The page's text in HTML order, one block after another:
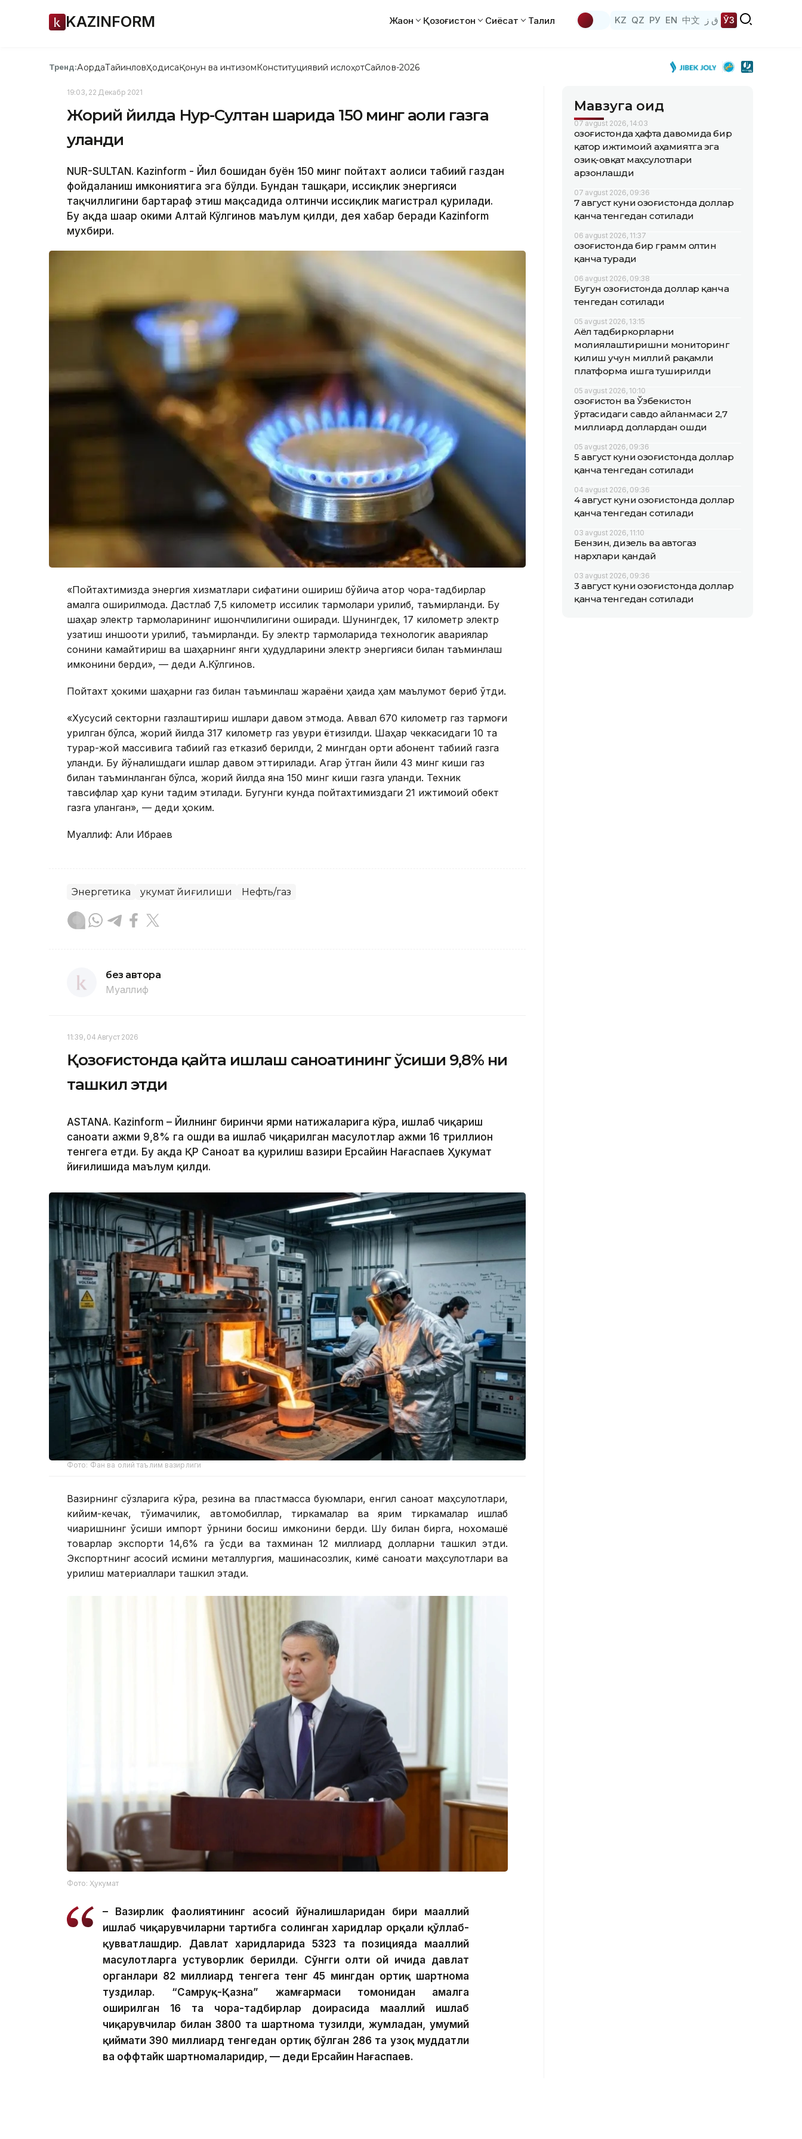
KAZINFORM Жаҳон Қозоғистон Сиёсат Таҳлил KZ QZ РУ EN 中文 ق ز ЎЗ
Тренд:АқордаТайинловҲодисаҚонун ва интизомКонституциявий ислоҳотСайлов-2026
19:03, 22 Декабр 2021
Жорий йилда Нур-Султан шаҳрида 150 минг аҳоли газга
уланди
NUR-SULTAN. Kazinform - Йил бошидан буён 150 минг пойтахт аҳолиси табиий газдан
фойдаланиш имкониятига эга бўлди. Бундан ташқари, иссиқлик энергияси
тақчиллигини бартараф этиш мақсадида олтинчи иссиқлик магистрал қурилади.
Бу ҳақда шаҳар ҳокими Алтай Кўлгинов маълум қилди, дея хабар беради Kazinform
мухбири.
«Пойтахтимизда энергия хизматлари сифатини ошириш бўйича қатор чора-тадбирлар
амалга оширилмоқда. Дастлаб 7,5 километр иссиқлик тармоқлари қурилиб, таъмирланди. Бу
шаҳар электр тармоқларининг ишончлилигини оширади. Шунингдек, 17 километр электр
узатиш иншооти қурилиб, таъмирланди. Бу электр тармоқларида технологик авариялар
сонини камайтириш ва шаҳарнинг янги ҳудудларини электр энергияси билан таъминлаш
имконини берди», — деди А.Кўлгинов.
Пойтахт ҳокими шаҳарни газ билан таъминлаш жараёни ҳақида ҳам маълумот бериб ўтди.
«Хусусий секторни газлаштириш ишлари давом этмоқда. Аввал 670 километр газ тармоғи
қурилган бўлса, жорий йилда 317 километр газ қувури ётқизилди. Шаҳар чеккасидаги 10 та
турар-жой массивига табиий газ етказиб берилди, 2 мингдан ортиқ абонент табиий газга
уланди. Бу йўналишдаги ишлар давом эттирилади. Агар ўтган йили 43 минг киши газ
билан таъминланган бўлса, жорий йилда яна 150 минг киши газга уланди. Техник
тавсифлар ҳар куни тақдим этилади. Бугунги кунда пойтахтимиздаги 21 ижтимоий обект
газга уланган», — деди ҳоким.
Муаллиф: Али Ибраев
Энергетика Ҳукумат йиғилиши Нефть/газ
без автора
Муаллиф
11:39, 04 Август 2026
Қозоғистонда қайта ишлаш саноатининг ўсиши 9,8% ни
ташкил этди
ASTANА. Кazinform – Йилнинг биринчи ярми натижаларига кўра, ишлаб чиқариш
саноати ҳажми 9,8% га ошди ва ишлаб чиқарилган маҳсулотлар ҳажми 16 триллион
тенгега етди. Бу ҳақда ҚР Саноат ва қурилиш вазири Ерсайин Нағаспаев Ҳукумат
йиғилишида маълум қилди.
Фото: Фан ва олий таълим вазирлиги
Вазирнинг сўзларига кўра, резина ва пластмасса буюмлари, енгил саноат маҳсулотлари,
кийим-кечак, тўқимачилик, автомобиллар, тиркамалар ва ярим тиркамалар ишлаб
чиқаришнинг ўсиши импорт ўрнини босиш имконини берди. Шу билан бирга, нохомашё
товарлар экспорти 14,6% га ўсди ва тахминан 12 миллиард долларни ташкил этди.
Экспортнинг асосий қисмини металлургия, машинасозлик, кимё саноати маҳсулотлари ва
қурилиш материаллари ташкил этади.
Фото: Ҳукумат
– Вазирлик фаолиятининг асосий йўналишларидан бири маҳаллий
ишлаб чиқарувчиларни тартибга солинган харидлар орқали қўллаб-
қувватлашдир. Давлат харидларида 5323 та позицияда маҳаллий
маҳсулотларга устуворлик берилди. Сўнгги олти ой ичида давлат
органлари 82 миллиард тенгега тенг 45 мингдан ортиқ шартнома
туздилар. “Самруқ-Қазна” жамғармаси томонидан амалга
оширилган 16 та чора-тадбирлар доирасида маҳаллий ишлаб
чиқарувчилар билан 3800 та шартнома тузилди, жумладан, умумий
қиймати 390 миллиард тенгедан ортиқ бўлган 286 та узоқ муддатли
ва оффтайк шартномаларидир, — деди Ерсайин Нағаспаев.
Мавзуга оид
07 avgust 2026, 14:03
Қозоғистонда ҳафта давомида бир
қатор ижтимоий аҳамиятга эга
озиқ-овқат маҳсулотлари
арзонлашди
07 avgust 2026, 09:36
7 август куни Қозоғистонда доллар
қанча тенгедан сотилади
06 avgust 2026, 11:37
Қозоғистонда бир грамм олтин
қанча туради
06 avgust 2026, 09:38
Бугун Қозоғистонда доллар қанча
тенгедан сотилади
05 avgust 2026, 13:15
Аёл тадбиркорларни
молиялаштиришни мониторинг
қилиш учун миллий рақамли
платформа ишга туширилди
05 avgust 2026, 10:10
Қозоғистон ва Ўзбекистон
ўртасидаги савдо айланмаси 2,7
миллиард доллардан ошди
05 avgust 2026, 09:36
5 август куни Қозоғистонда доллар
қанча тенгедан сотилади
04 avgust 2026, 09:36
4 август куни Қозоғистонда доллар
қанча тенгедан сотилади
03 avgust 2026, 11:10
Бензин, дизель ва автогаз
нархлари қандай
03 avgust 2026, 09:36
3 август куни Қозоғистонда доллар
қанча тенгедан сотилади